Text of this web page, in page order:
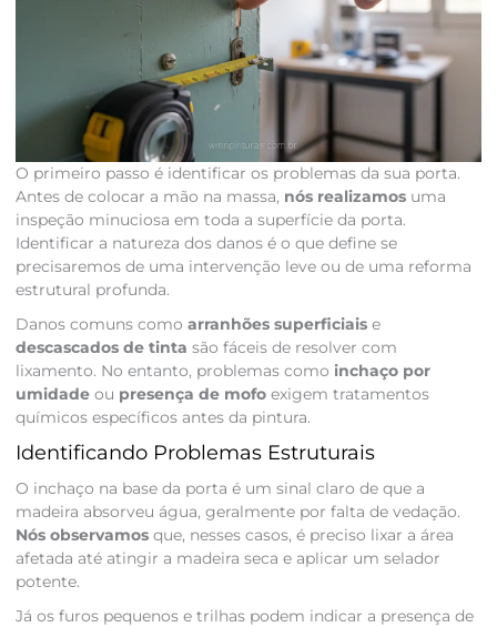
O primeiro passo é identificar os problemas da sua porta.
Antes de colocar a mão na massa, nós realizamosuma
inspeção minuciosa em toda a superfície da porta.
Identificar a natureza dos danos é o que define se
precisaremos de uma intervenção leve ou de uma reforma
estrutural profunda.
Danos comuns como arranhões superficiaise
descascados de tinta são fáceis de resolver com
lixamento. No entanto, problemas como inchaço por
umidadeou presença de mofoexigem tratamentos
químicos específicos antes da pintura.
Identificando Problemas Estruturais
O inchaço na base da porta é um sinal claro de que a
madeira absorveu água, geralmente por falta de vedação.
Nós observamosque, nesses casos, é preciso lixar a área
afetada até atingir a madeira seca e aplicar um selador
potente.
Já os furos pequenos e trilhas podem indicar a presença de